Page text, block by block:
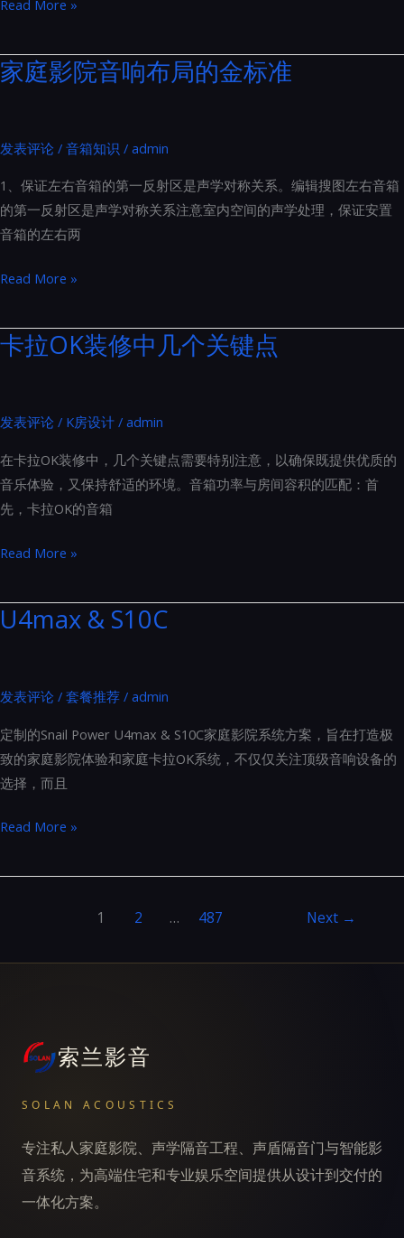
南
家
庭
时，
见
的
误
区
意
Read More »
家庭影院音响布局的金标准
发表评论 / 音箱知识 / admin
1、保证左右音箱的第一反射区是声学对称关系。编辑搜图左右音箱
的第一反射区是声学对称关系注意室内空间的声学处理，保证安置
音箱的左右两
家
影
院
布
的
金
标
准
Read More »
卡拉OK装修中几个关键点
发表评论 / K房设计 / admin
在卡拉OK装修中，几个关键点需要特别注意，以确保既提供优质的
音乐体验，又保持舒适的环境。音箱功率与房间容积的匹配：首
先，卡拉OK的音箱
卡
OK
装
几
关
键
点
Read More »
U4max & S10C
发表评论 / 套餐推荐 / admin
定制的Snail Power U4max & S10C家庭影院系统方案，旨在打造极
致的家庭影院体验和家庭卡拉OK系统，不仅仅关注顶级音响设备的
选择，而且
U4max
S10C
Read More »
1 2 … 487 Next →
索兰影音
SOLAN ACOUSTICS
专注私人家庭影院、声学隔音工程、声盾隔音门与智能影
音系统，为高端住宅和专业娱乐空间提供从设计到交付的
一体化方案。